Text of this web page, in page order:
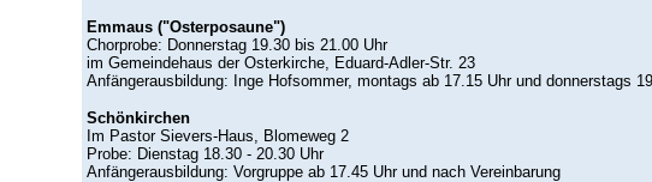
Emmaus ("Osterposaune")
Chorprobe: Donnerstag 19.30 bis 21.00 Uhr
im Gemeindehaus der Osterkirche, Eduard-Adler-Str. 23
Anfängerausbildung: Inge Hofsommer, montags ab 17.15 Uhr und donnerstags
Schönkirchen
Im Pastor Sievers-Haus, Blomeweg 2
Probe: Dienstag 18.30 - 20.30 Uhr
Anfängerausbildung: Vorgruppe ab 17.45 Uhr und nach Vereinbarung